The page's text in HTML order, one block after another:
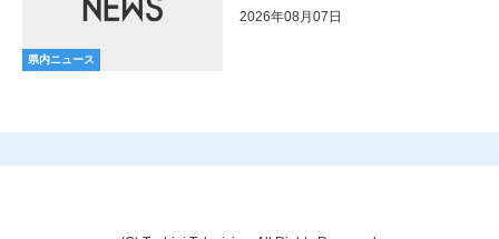
県内ニュース
2026年08月07日